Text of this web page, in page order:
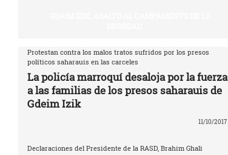
Protestan contra los malos tratos sufridos por los presos
políticos saharauis en las carceles
La policía marroquí desaloja por la fuerza
a las familias de los presos saharauis de
Gdeim Izik
11/10/2017
Declaraciones del Presidente de la RASD, Brahim Ghali